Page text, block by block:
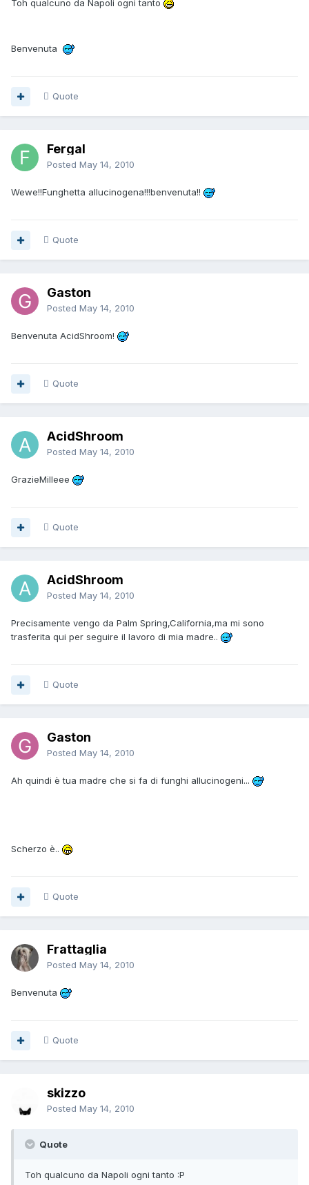
Toh qualcuno da Napoli ogni tanto
Benvenuta
Quote
Fergal
Posted May 14, 2010
Wewe!!Funghetta allucinogena!!!benvenuta!!
Quote
Gaston
Posted May 14, 2010
Benvenuta AcidShroom!
Quote
AcidShroom
Posted May 14, 2010
GrazieMilleee
Quote
AcidShroom
Posted May 14, 2010
Precisamente vengo da Palm Spring,California,ma mi sono
trasferita qui per seguire il lavoro di mia madre..
Quote
Gaston
Posted May 14, 2010
Ah quindi è tua madre che si fa di funghi allucinogeni...
Scherzo è..
Quote
Frattaglia
Posted May 14, 2010
Benvenuta
Quote
skizzo
Posted May 14, 2010
Quote
Toh qualcuno da Napoli ogni tanto :P